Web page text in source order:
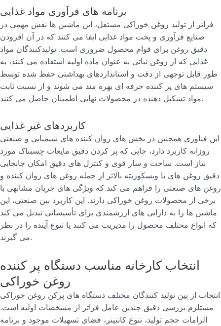
برنامه های فرآوری مواد غذایی
فراتر از تولید روغن خوراکی مستقل، این ماشین ها نقش مهمی در
صنایع فرآوری و پخت مواد غذایی ایفا می کنند که در آن افزودن
دقیق روغن برای قوام محصول ضروری است. تولیدکنندگان مواد
غذایی که از روغن نباتی به عنوان ماده اولیه استفاده می کنند، به
طور قابل توجهی از دقت و استانداردهای بهداشتی حفظ شده توسط
سیستم های پر کننده حرفه ای بهره مند می شوند و از نسبت ثابت
مواد تشکیل دهنده در محصولات نهایی اطمینان حاصل می کنند.
کاربردهای غیر غذایی
این فناوری همچنین در بخش های روان کننده های شیمیایی و صنعتی
روزانه کاربرد دارد، جایی که پر کردن دقیق مایعات چسبناک مورد
نیاز است. ساخت و ساز قوی و کنترل های دقیق امکان جابجایی
دقیق روغن های با ویسکوزیته بالاتر از جمله روغن های روان کننده و
روغن های صنعتی را فراهم می کند که ویژگی های جریان مشابهی با
برخی از محصولات روغن خوراکی دارند. این کاربرد بین صنعتی، این
ماشین ها را به دارایی های ارزشمندی برای تأسیساتی تبدیل می کند
که انواع مختلف محصول را مدیریت می کنند یا تنوع آینده را در نظر
می گیرند.
انتخاب کارخانه مناسب دستگاه پر کننده
روغن خوراکی
انتخاب از بین تولید کنندگان مختلف دستگاه های پرکن روغن خوراکی
مستلزم بررسی دقیق چندین عامل فراتر از مشخصات اولیه است.
الزامات حجم تولید، تنوع کانتینر، فضای تسهیلات موجود و برنامه